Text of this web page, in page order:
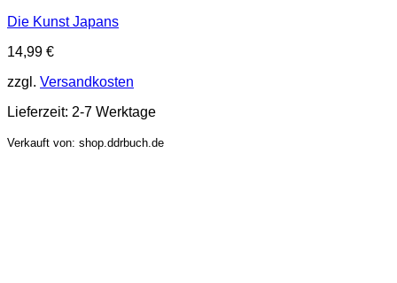
Die Kunst Japans
14,99 €
zzgl. Versandkosten
Lieferzeit: 2-7 Werktage
Verkauft von: shop.ddrbuch.de